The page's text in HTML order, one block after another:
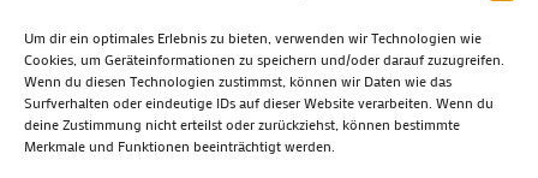
Um dir ein optimales Erlebnis zu bieten, verwenden wir Technologien wie
Cookies, um Geräteinformationen zu speichern und/oder darauf zuzugreifen.
Wenn du diesen Technologien zustimmst, können wir Daten wie das
Surfverhalten oder eindeutige IDs auf dieser Website verarbeiten. Wenn du
deine Zustimmung nicht erteilst oder zurückziehst, können bestimmte
Merkmale und Funktionen beeinträchtigt werden.
FAHRRAD
FLOHMARKT FOLK GEWINNSPIEL
HITZE
HITZEFALLE AUTO
IRISH DANCE JAZZ
KABARETT
KINDER
KIRMES KLASSIK
KLEINE SUHLER REIHE
KRIMI
KULTUR LESUNG LOTTO
MEININGEN
PARASITEN
PILZE SCHLEUSINGEN
SCHULWEG
SOMMERFERIEN
SPORT SRH
STADTFEST
STADTMARKETING
STRASSENSPERRUNG
SUHL
SUHLER FRÜHLING
SUHLER STADTMARKETING
THÜRINGER WALD